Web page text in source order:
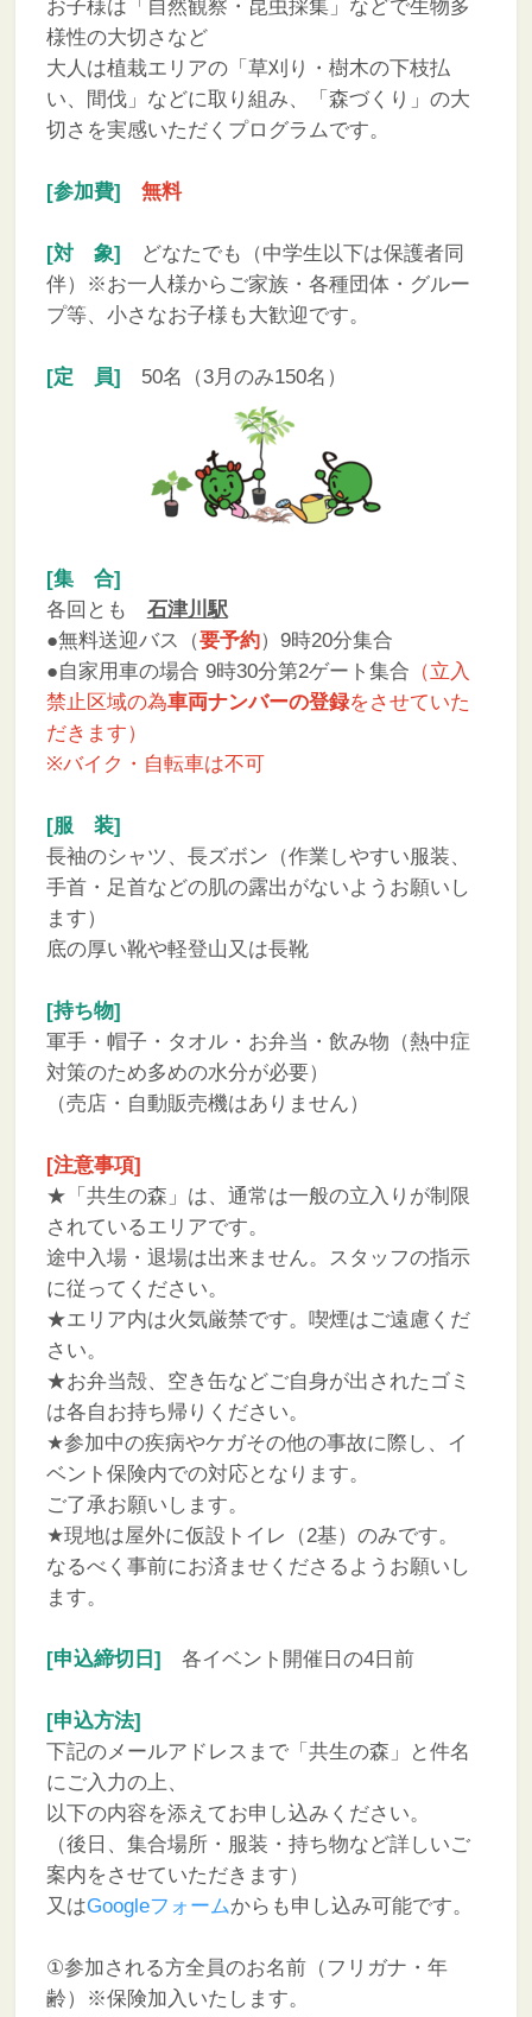
お子様は「自然観察・昆虫採集」などで生物多
様性の大切さなど
大人は植栽エリアの「草刈り・樹木の下枝払
い、間伐」などに取り組み、「森づくり」の大
切さを実感いただくプログラムです。
[参加費] 無料
[対 象]
どなたでも（中学生以下は保護者同
伴）
※お一人様からご家族・各種団体・グルー
プ等、小さなお子様も大歓迎です。
[定 員] 50名（3月のみ150名）
[集 合]
各回とも 石津川駅
●無料送迎バス（要予約）9時20分集合
●自家用車の場合 9時30分第2ゲート集合 （立入
禁止区域の為車両ナンバーの登録をさせていた
だきます）
※バイク・自転車は不可
[服 装]
長袖のシャツ、長ズボン（作業しやすい服装、
手首・足首などの肌の露出がないようお願いし
ます）
底の厚い靴や軽登山又は長靴
[持ち物]
軍手・帽子・タオル・お弁当・飲み物（熱中症
対策のため多めの水分が必要）
（売店・自動販売機はありません）
[注意事項]
★「共生の森」は、通常は一般の立入りが制限
されているエリアです。
途中入場・退場は出来ません。スタッフの指示
に従ってください。
★エリア内は火気厳禁です。喫煙はご遠慮くだ
さい。
★お弁当殻、空き缶などご自身が出されたゴミ
は各自お持ち帰りください。
★参加中の疾病やケガその他の事故に際し、イ
ベント保険内での対応となります。
ご了承お願いします。
★現地は屋外に仮設トイレ（2基）のみです。
なるべく事前にお済ませくださるようお願いし
ます。
[申込締切日] 各イベント開催日の4日前
[申込方法]
下記のメールアドレスまで「共生の森」と件名
にご入力の上、
以下の内容を添えてお申し込みください。
（後日、集合場所・服装・持ち物など詳しいご
案内をさせていただきます）
又はGoogleフォームからも申し込み可能です。
①参加される方全員のお名前（フリガナ・年
齢）※保険加入いたします。